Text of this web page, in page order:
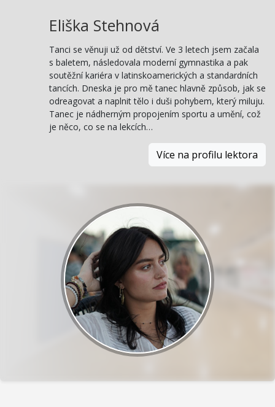
Eliška Stehnová
Tanci se věnuji už od dětství. Ve 3 letech jsem začala
s baletem, následovala moderní gymnastika a pak
soutěžní kariéra v latinskoamerických a standardních
tancích. Dneska je pro mě tanec hlavně způsob, jak se
odreagovat a naplnit tělo i duši pohybem, který miluju.
Tanec je nádherným propojením sportu a umění, což
je něco, co se na lekcích…
Více na profilu lektora